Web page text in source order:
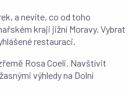
a nevíte, co od toho
kraji jižní Moravy. Vybrat
restauraci.
Rosa Coeli. Navštívit
výhledy na Dolní